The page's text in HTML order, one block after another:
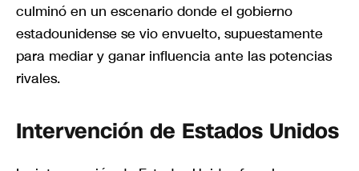
culminó en un escenario donde el gobierno
estadounidense se vio envuelto, supuestamente
para mediar y ganar influencia ante las potencias
rivales.
Intervención de Estados Unidos